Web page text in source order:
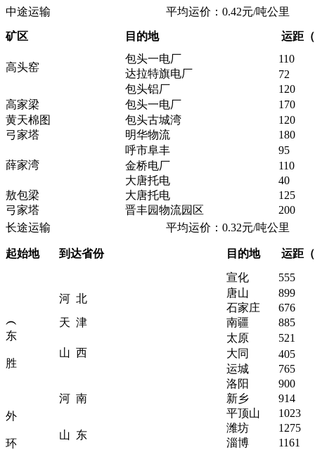
中途运输 平均运价：0.42元/吨公里
矿区 目的地 运距
高头窑
包头一电厂
110
达拉特旗电厂
72
包头铝厂
120
高家梁
包头一电厂
170
黄天棉图
包头古城湾
120
弓家塔
明华物流 180
薛家湾
呼市阜丰
95
金桥电厂
110
大唐托电
40
敖包梁
大唐托电
125
弓家塔
晋丰园物流园区
200
长途运输 平均运价：0.32元/吨公里
起始地 到达省份 目的地 运距
︵
东
胜
外
环
河 北
宣化
555
唐山
899
石家庄
676
天 津
南疆 885
山 西
太原
521
大同
405
运城
765
河 南
洛阳
900
新乡
914
平顶山
1023
山 东
潍坊
1275
淄博
1161